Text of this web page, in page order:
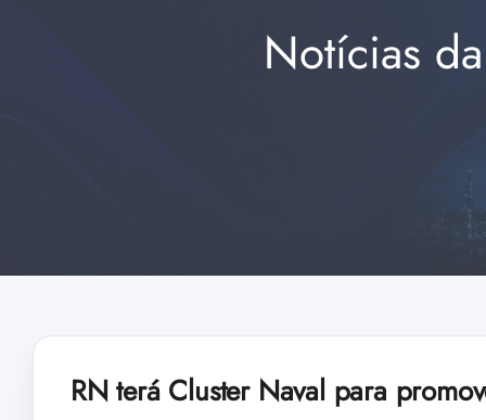
Notícias
RN terá Cluster Naval para